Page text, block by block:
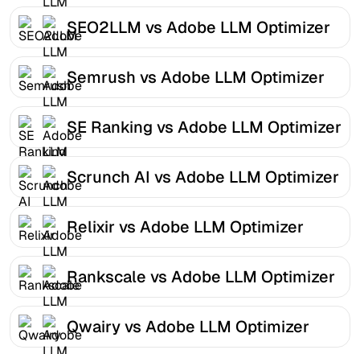
SEO2LLM vs Adobe LLM Optimizer
Semrush vs Adobe LLM Optimizer
SE Ranking vs Adobe LLM Optimizer
Scrunch AI vs Adobe LLM Optimizer
Relixir vs Adobe LLM Optimizer
Rankscale vs Adobe LLM Optimizer
Qwairy vs Adobe LLM Optimizer